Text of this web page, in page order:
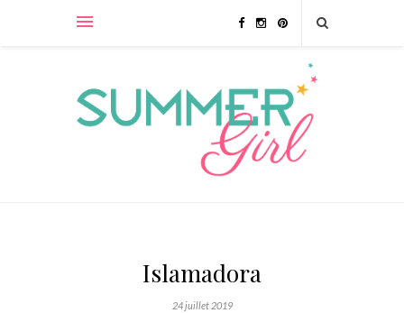
Islamadora
24 juillet 2019